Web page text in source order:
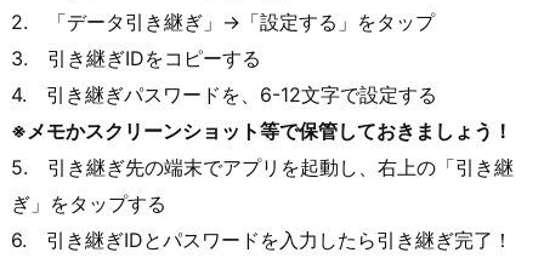
2. 「データ引き継ぎ」→「設定する」をタップ
3. 引き継ぎIDをコピーする
4. 引き継ぎパスワードを、6-12文字で設定する
※メモかスクリーンショット等で保管しておきましょう！
5. 引き継ぎ先の端末でアプリを起動し、右上の「引き継
ぎ」をタップする
6. 引き継ぎIDとパスワードを入力したら引き継ぎ完了！